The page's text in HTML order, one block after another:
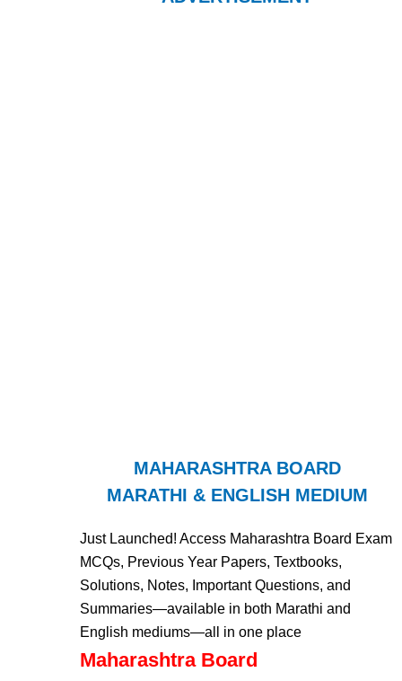
MAHARASHTRA BOARD
MARATHI & ENGLISH MEDIUM
Just Launched! Access Maharashtra Board Exam
MCQs, Previous Year Papers, Textbooks,
Solutions, Notes, Important Questions, and
Summaries—available in both Marathi and
English mediums—all in one place
Maharashtra Board